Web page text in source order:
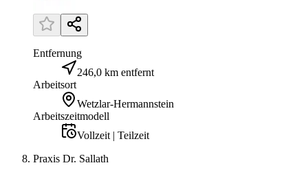
Entfernung
246,0 km entfernt
Arbeitsort
Wetzlar-Hermannstein
Arbeitszeitmodell
Vollzeit | Teilzeit
Praxis Dr. Sallath